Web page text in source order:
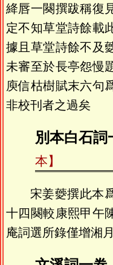
絳唇一闋撰跋稱復
定不知草堂詩餘載
據且草堂詩餘不及
未審至於長亭怨慢
庾信枯樹賦末六句
非校刊者之過矣
別本白石詞
本】
宋姜䕫撰此本
十四闋較康熙甲午
庵詞選所錄僅增湘